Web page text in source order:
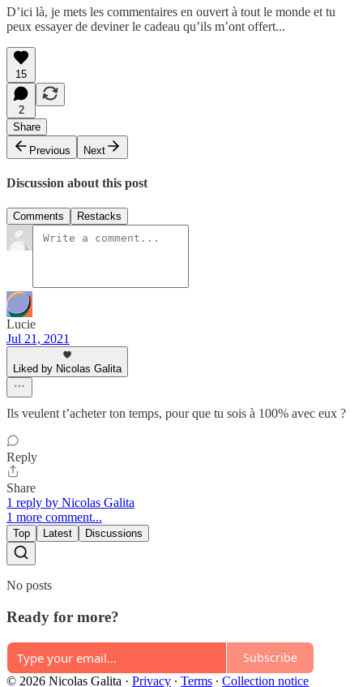
D’ici là, je mets les commentaires en ouvert à tout le monde et tu
peux essayer de deviner le cadeau qu’ils m’ont offert...
15
2
Share
Previous
Next
Discussion about this post
Comments Restacks
Lucie
Jul 21, 2021
Liked by Nicolas Galita
Ils veulent t’acheter ton temps, pour que tu sois à 100% avec eux ?
Reply
Share
1 reply by Nicolas Galita
1 more comment...
Top Latest Discussions
No posts
Ready for more?
Subscribe
© 2026 Nicolas Galita · Privacy ∙ Terms ∙ Collection notice